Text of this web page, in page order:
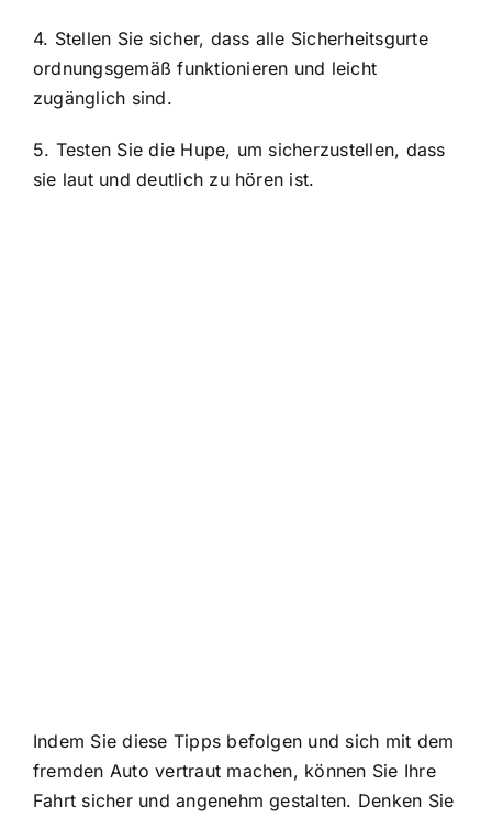
4. Stellen Sie sicher, dass alle Sicherheitsgurte
ordnungsgemäß funktionieren und leicht
zugänglich sind.
5. Testen Sie die Hupe, um sicherzustellen, dass
sie laut und deutlich zu hören ist.
Indem Sie diese Tipps befolgen und sich mit dem
fremden Auto vertraut machen, können Sie Ihre
Fahrt sicher und angenehm gestalten. Denken Sie